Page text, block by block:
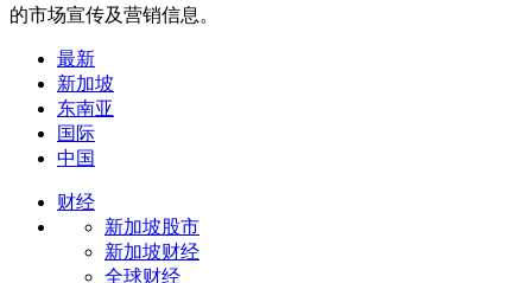
的市场宣传及营销信息。
最新
新加坡
东南亚
国际
中国
财经
新加坡股市
新加坡财经
全球财经